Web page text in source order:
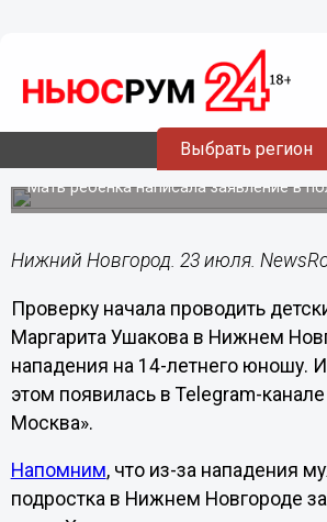
Выбрать регион
Нижегородский омбудсмен
проверку по факту
летнего подростка
Мать ребёнка написала заявление в
Нижний Новгород. 23 июля.
Проверку начала проводить
Маргарита Ушакова в Нижнем
нападения на 14-летнего юношу.
этом появилась в Telegram-канале
Москва».
Напомним, что из-за нападения
подростка в Нижнем Новгороде